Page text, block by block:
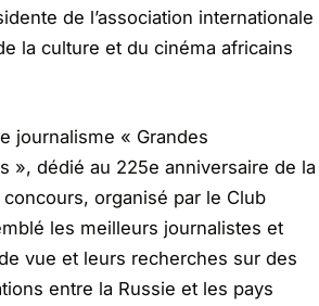
de l’association internationale
la culture et du cinéma africains
journalisme « Grandes
», dédié au 225e anniversaire de la
organisé par le Club
les meilleurs journalistes et
vue et leurs recherches sur des
entre la Russie et les pays